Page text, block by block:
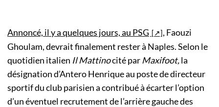
Annoncé, il y a quelques jours, au PSG
, Faouzi
Ghoulam, devrait finalement rester à Naples. Selon le
quotidien italien Il Mattinocité par Maxifoot,la
désignation d’Antero Henrique au poste de directeur
sportif du club parisien a contribué à écarter l’option
d’un éventuel recrutement de l’arrière gauche des